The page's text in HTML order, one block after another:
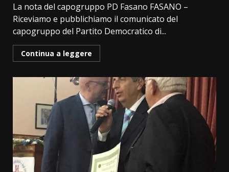
La nota del capogruppo PD Fasano FASANO –
Riceviamo e pubblichiamo il comunicato del
capogruppo del Partito Democratico di...
Continua a leggere